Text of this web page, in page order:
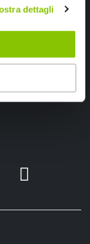
dettagli